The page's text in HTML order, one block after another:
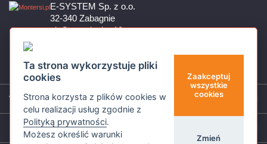
E-SYSTEM Sp. z o.o.
32-340 Zabagnie
ul. Czarnoleska 10
sklep@montersi.pl
Wsparcie
Informacje
Ta strona wykorzystuje pliki
cookies
Strona korzysta z plików cookies w
celu realizacji usług zgodnie z
Polityką prywatności.
Możesz określić warunki
Zaakceptuj
wszystkie
cookies
Zmień